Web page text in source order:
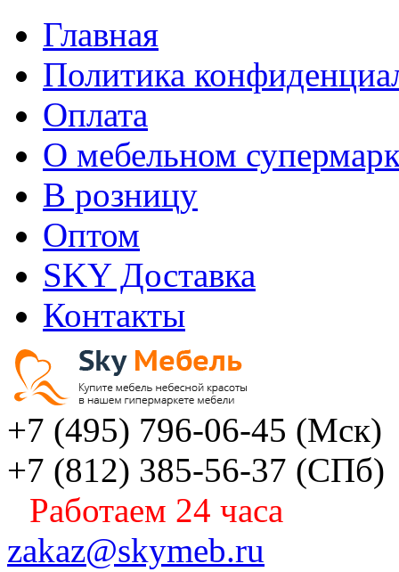
Главная
Политика
Оплата
О мебельном
В розницу
Оптом
SKY Доставка
Контакты
+7 (495) 796-06-45 (Мск)
+7 (812) 385-56-37 (СПб)
Работаем 24 часа
zakaz@skymeb.ru